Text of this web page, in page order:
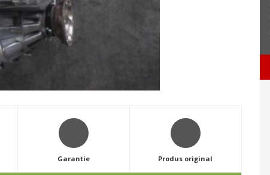
Garantie Produs original